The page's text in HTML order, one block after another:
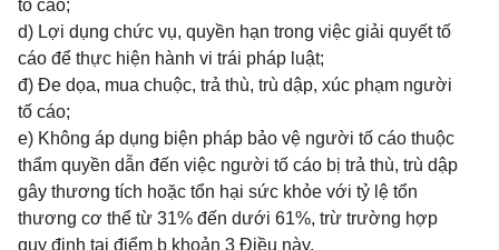
tố cáo;
d) Lợi dụng chức vụ, quyền hạn trong việc giải quyết tố
cáo để thực hiện hành vi trái pháp luật;
đ) Đe dọa, mua chuộc, trả thù, trù dập, xúc phạm người
tố cáo;
e) Không áp dụng biện pháp bảo vệ người tố cáo thuộc
thẩm quyền dẫn đến việc người tố cáo bị trả thù, trù dập
gây thương tích hoặc tổn hại sức khỏe với tỷ lệ tổn
thương cơ thể từ 31% đến dưới 61%, trừ trường hợp
quy định tại điểm b khoản 3 Điều này.